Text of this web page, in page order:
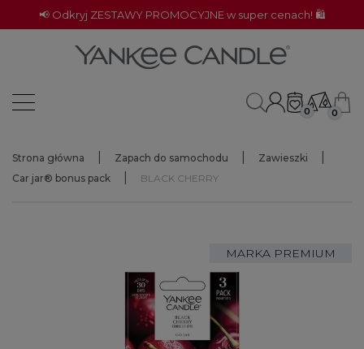
📢 Odkryj ZESTAWY PROMOCYJNE w super cenach! 🛍️
0 0
Strona główna Zapach do samochodu
Zawieszki
Car jar® bonus pack
BLACK CHERRY
MARKA PREMIUM